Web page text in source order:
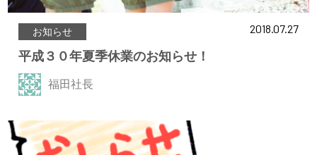
お知らせ 2018.07.27
平成３０年夏季休業のお知らせ！
福田社長